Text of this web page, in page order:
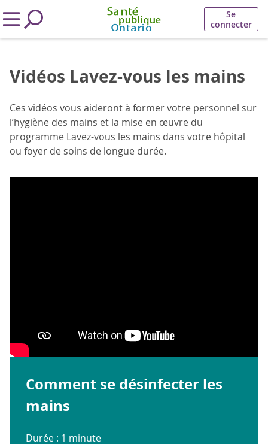
Se
connecter
Vidéos Lavez-vous les mains
Ces vidéos vous aideront à former votre personnel sur
l’hygiène des mains et la mise en œuvre du
programme Lavez-vous les mains dans votre hôpital
ou foyer de soins de longue durée.
Comment se désinfecter les
mains
Durée : 1 minute